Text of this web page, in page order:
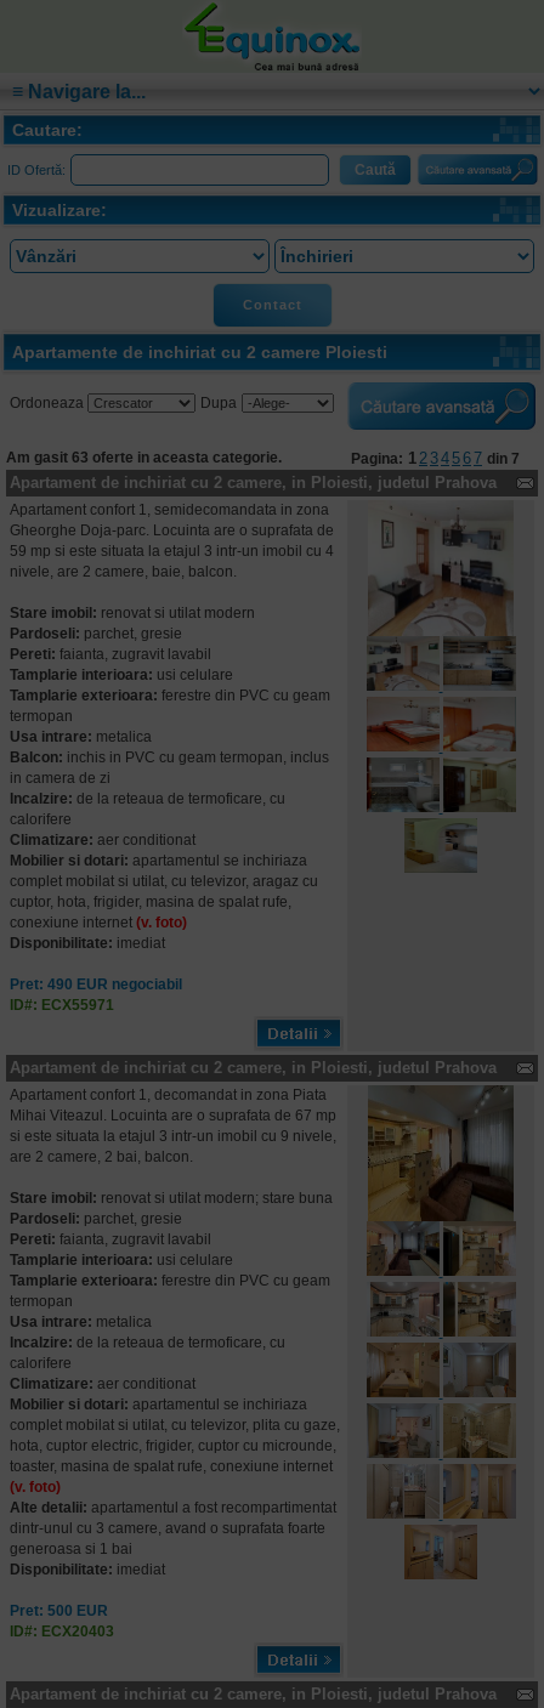
Cautare:
ID Ofertă:
Vizualizare:
Contact
Apartamente de inchiriat cu 2 camere Ploiesti
Ordoneaza Dupa
Am gasit 63 oferte in aceasta categorie. Pagina: 12 34 56 7 din 7
Apartament de inchiriat cu 2 camere, in Ploiesti, judetul Prahova
Apartament confort 1, semidecomandata in zona
Gheorghe Doja-parc. Locuinta are o suprafata de
59 mp si este situata la etajul 3 intr-un imobil cu 4
nivele, are 2 camere, baie, balcon.
Stare imobil: renovat si utilat modern
Pardoseli: parchet, gresie
Pereti: faianta, zugravit lavabil
Tamplarie interioara: usi celulare
Tamplarie exterioara: ferestre din PVC cu geam
termopan
Usa intrare: metalica
Balcon: inchis in PVC cu geam termopan, inclus
in camera de zi
Incalzire: de la reteaua de termoficare, cu
calorifere
Climatizare: aer conditionat
Mobilier si dotari: apartamentul se inchiriaza
complet mobilat si utilat, cu televizor, aragaz cu
cuptor, hota, frigider, masina de spalat rufe,
conexiune internet (v. foto)
Disponibilitate: imediat
Pret: 490 EUR negociabil
ID#: ECX55971
Apartament de inchiriat cu 2 camere, in Ploiesti, judetul Prahova
Apartament confort 1, decomandat in zona Piata
Mihai Viteazul. Locuinta are o suprafata de 67 mp
si este situata la etajul 3 intr-un imobil cu 9 nivele,
are 2 camere, 2 bai, balcon.
Stare imobil: renovat si utilat modern; stare buna
Pardoseli: parchet, gresie
Pereti: faianta, zugravit lavabil
Tamplarie interioara: usi celulare
Tamplarie exterioara: ferestre din PVC cu geam
termopan
Usa intrare: metalica
Incalzire: de la reteaua de termoficare, cu
calorifere
Climatizare: aer conditionat
Mobilier si dotari: apartamentul se inchiriaza
complet mobilat si utilat, cu televizor, plita cu gaze,
hota, cuptor electric, frigider, cuptor cu microunde,
toaster, masina de spalat rufe, conexiune internet
(v. foto)
Alte detalii: apartamentul a fost recompartimentat
dintr-unul cu 3 camere, avand o suprafata foarte
generoasa si 1 bai
Disponibilitate: imediat
Pret: 500 EUR
ID#: ECX20403
Apartament de inchiriat cu 2 camere, in Ploiesti, judetul Prahova